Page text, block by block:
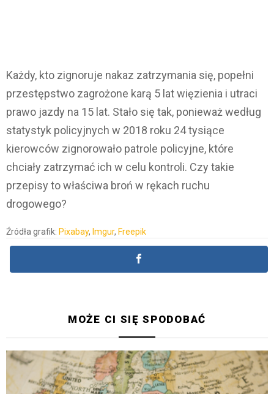
Każdy, kto zignoruje nakaz zatrzymania się, popełni
przestępstwo zagrożone karą 5 lat więzienia i utraci
prawo jazdy na 15 lat. Stało się tak, ponieważ według
statystyk policyjnych w 2018 roku 24 tysiące
kierowców zignorowało patrole policyjne, które
chciały zatrzymać ich w celu kontroli. Czy takie
przepisy to właściwa broń w rękach ruchu
drogowego?
Źródła grafik: Pixabay, Imgur, Freepik
MOŻE CI SIĘ SPODOBAĆ